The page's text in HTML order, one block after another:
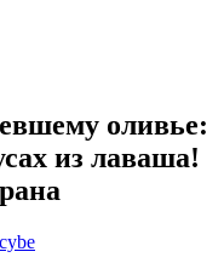
оливье:
из лаваша!
cybe